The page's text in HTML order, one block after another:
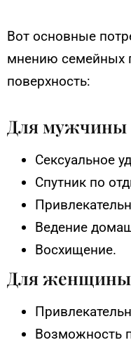
Вот основные
мнению семейных
поверхность:
Для мужчины
Сексуальное
Спутник по
Ведение
Восхищение.
Для женщины
Возможность